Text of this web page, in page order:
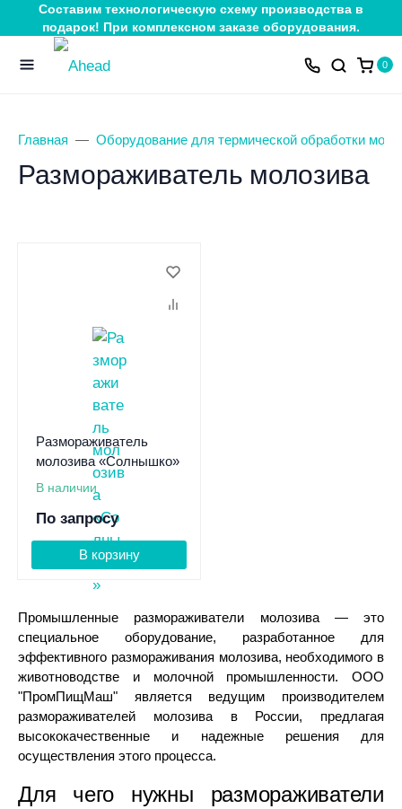
Составим технологическую схему производства в
подарок! При комплексном заказе оборудования.
0
Главная Оборудование для термической обработки
Размораживатель молозива
Размораживатель
молозива «Солнышко»
В наличии
По запросу
В корзину
Промышленные размораживатели молозива — это
специальное оборудование, разработанное для
эффективного размораживания молозива, необходимого в
животноводстве и молочной промышленности. ООО
"ПромПищМаш" является ведущим производителем
размораживателей молозива в России, предлагая
высококачественные и надежные решения для
осуществления этого процесса.
Для чего нужны размораживатели